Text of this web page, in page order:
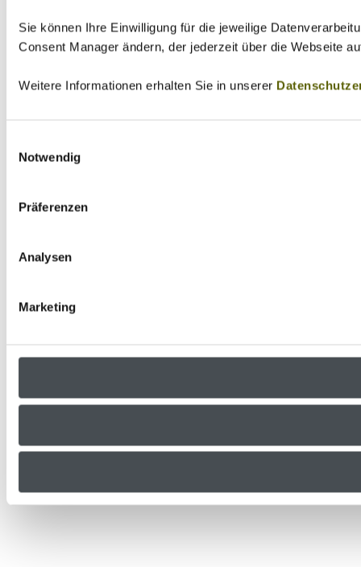
Sie können Ihre Einwilligung für die jeweilige
Consent Manager ändern, der jederzeit über die Webseite
Weitere Informationen erhalten Sie in unserer
Notwendig
Präferenzen
Analysen
Marketing